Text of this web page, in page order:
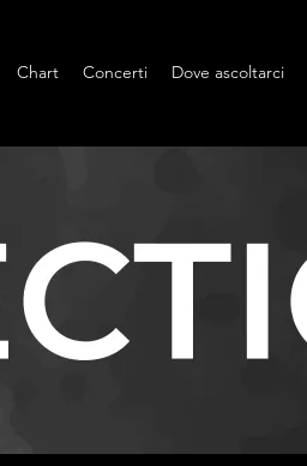
Chart Concerti Dove ascoltarci